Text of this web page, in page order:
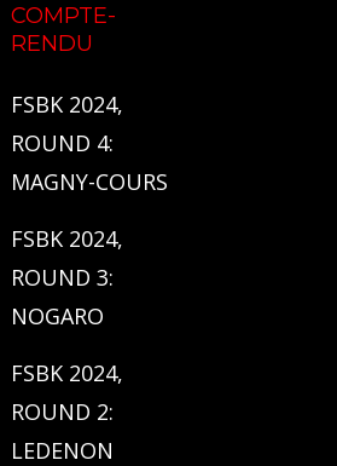
COMPTE-
RENDU
FSBK 2024,
ROUND 4:
MAGNY-COURS
FSBK 2024,
ROUND 3:
NOGARO
FSBK 2024,
ROUND 2:
LEDENON